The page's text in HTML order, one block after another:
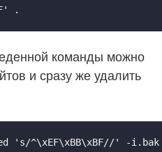
.
команды можно
и сразу же удалить
's/^\xEF\xBB\xBF//' -